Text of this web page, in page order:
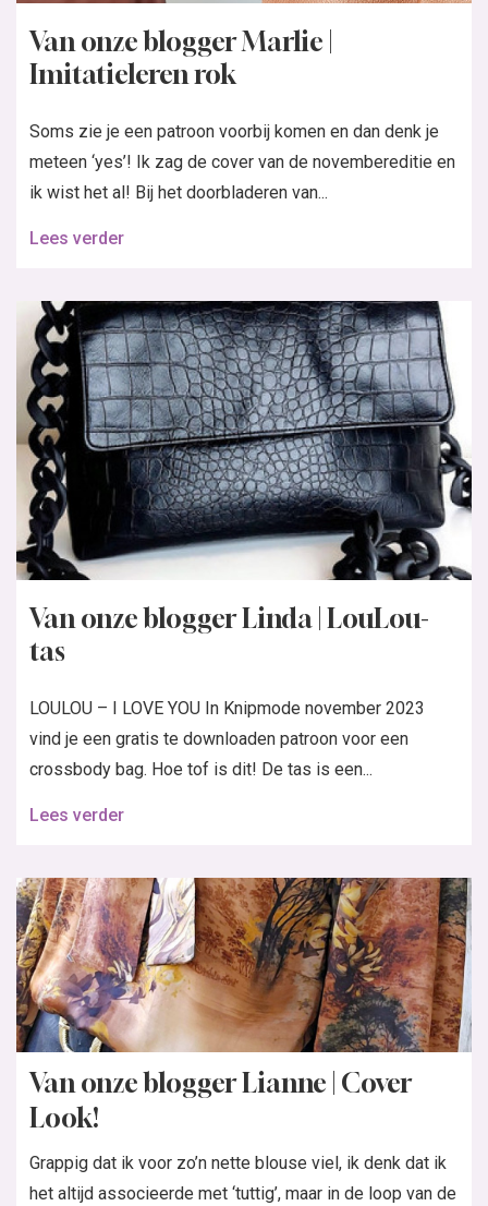
Van onze blogger Marlie |
Imitatieleren rok
Soms zie je een patroon voorbij komen en dan denk je
meteen ‘yes’! Ik zag de cover van de novembereditie en
ik wist het al! Bij het doorbladeren van...
Lees verder
Van onze blogger Linda | LouLou-
tas
LOULOU – I LOVE YOU In Knipmode november 2023
vind je een gratis te downloaden patroon voor een
crossbody bag. Hoe tof is dit! De tas is een...
Lees verder
Van onze blogger Lianne | Cover
Look!
Grappig dat ik voor zo’n nette blouse viel, ik denk dat ik
het altijd associeerde met ‘tuttig’, maar in de loop van de